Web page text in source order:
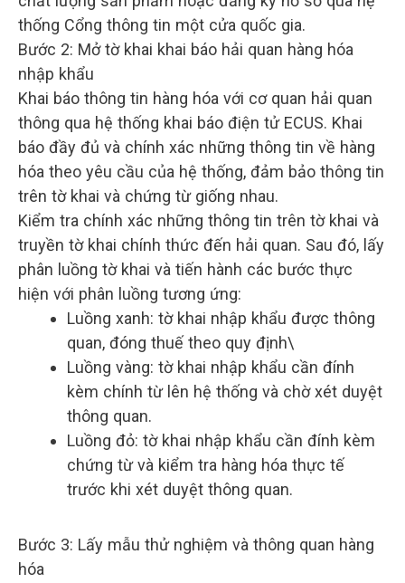
thống Cổng thông tin một cửa quốc gia.
Bước 2: Mở tờ khai khai báo hải quan hàng hóa
nhập khẩu
Khai báo thông tin hàng hóa với cơ quan hải quan
thông qua hệ thống khai báo điện tử ECUS. Khai
báo đầy đủ và chính xác những thông tin về hàng
hóa theo yêu cầu của hệ thống, đảm bảo thông tin
trên tờ khai và chứng từ giống nhau.
Kiểm tra chính xác những thông tin trên tờ khai và
truyền tờ khai chính thức đến hải quan. Sau đó, lấy
phân luồng tờ khai và tiến hành các bước thực
hiện với phân luồng tương ứng:
Luồng xanh: tờ khai nhập khẩu được thông
quan, đóng thuế theo quy định\
Luồng vàng: tờ khai nhập khẩu cần đính
kèm chính từ lên hệ thống và chờ xét duyệt
thông quan.
Luồng đỏ: tờ khai nhập khẩu cần đính kèm
chứng từ và kiểm tra hàng hóa thực tế
trước khi xét duyệt thông quan.
Bước 3: Lấy mẫu thử nghiệm và thông quan hàng
hóa